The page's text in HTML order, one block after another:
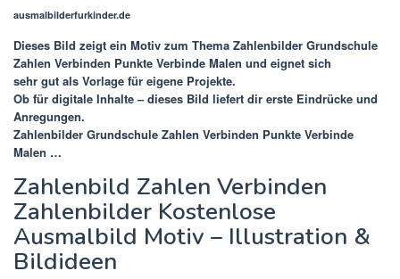
ausmalbilderfurkinder.de
Dieses Bild zeigt ein Motiv zum Thema Zahlenbilder Grundschule
Zahlen Verbinden Punkte Verbinde Malen und eignet sich
sehr gut als Vorlage für eigene Projekte.
Ob für digitale Inhalte – dieses Bild liefert dir erste Eindrücke und
Anregungen.
Zahlenbilder Grundschule Zahlen Verbinden Punkte Verbinde
Malen …
Zahlenbild Zahlen Verbinden
Zahlenbilder Kostenlose
Ausmalbild Motiv – Illustration &
Bildideen